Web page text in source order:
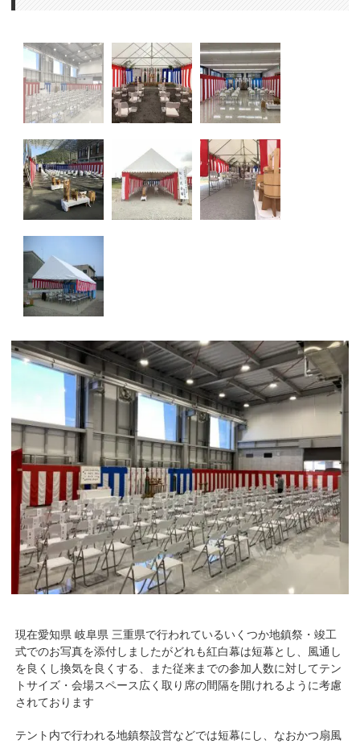
現在愛知県 岐阜県 三重県で行われているいくつか地鎮祭・竣工
式でのお写真を添付しましたがどれも紅白幕は短幕とし、風通し
を良くし換気を良くする、また従来までの参加人数に対してテン
トサイズ・会場スペース広く取り席の間隔を開けれるように考慮
されております
テント内で行われる地鎮祭設営などでは短幕にし、なおかつ扇風